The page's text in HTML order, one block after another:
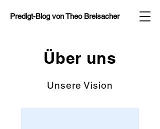
Predigt-Blog vonTheo Breisacher
Über uns
Unsere Vision